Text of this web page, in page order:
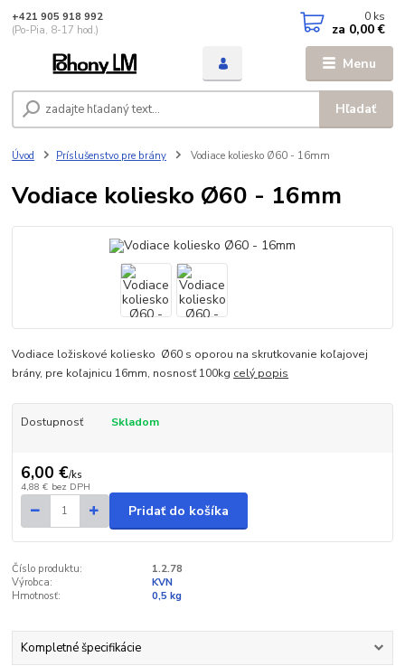
Menu
Hľadať
+421 905 918 992
(Po-Pia, 8-17 hod.)
0 ks
za 0,00 €
Úvod Príslušenstvo pre brány Vodiace koliesko Ø60 - 16mm
Vodiace koliesko Ø60 - 16mm
Vodiace ložiskové koliesko Ø60 s oporou na skrutkovanie koľajovej
brány, pre koľajnicu 16mm, nosnosť 100kg celý popis
Dostupnosť Skladom
6,00 €/ks
4,88 € bez DPH
Pridať do košíka
Číslo produktu:
1.2.78
Výrobca:
KVN
Hmotnosť:
0,5 kg
Kompletné špecifikácie